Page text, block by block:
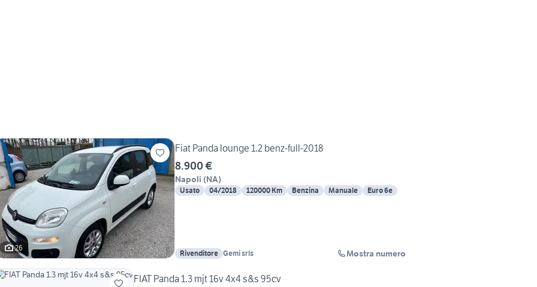
26
Fiat Panda lounge 1.2 benz-full-2018
8.900 €
Napoli (NA)
Usato 04/2018 120000 Km Benzina Manuale Euro 6e
Rivenditore Gemi srls Mostra numero
FIAT Panda 1.3 mjt 16v 4x4 s&s 95cv